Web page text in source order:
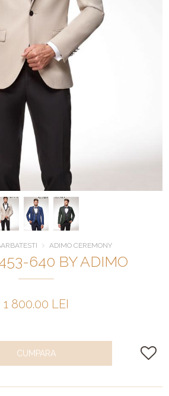
ADIMO CEREMONY
640 BY ADIMO
1 800.00 LEI
CUMPARA